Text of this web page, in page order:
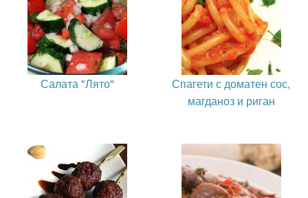
Салата "Лято"
Спагети с доматен сос,
магданоз и риган